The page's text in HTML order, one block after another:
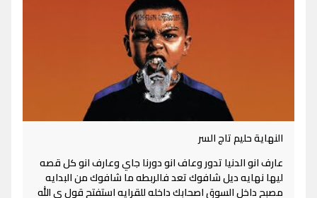
النهاية حليم تاج السر
عارف انو الدنيا تدور وعاف انو دورنا جاي وعارف انو كل قصه
ليها نهايه ديل شافوك تعد فالربطه ما شافوك من البدايه
مصبح داخل السوق اصحابك داخله للقرايه استفتح قول ي الله